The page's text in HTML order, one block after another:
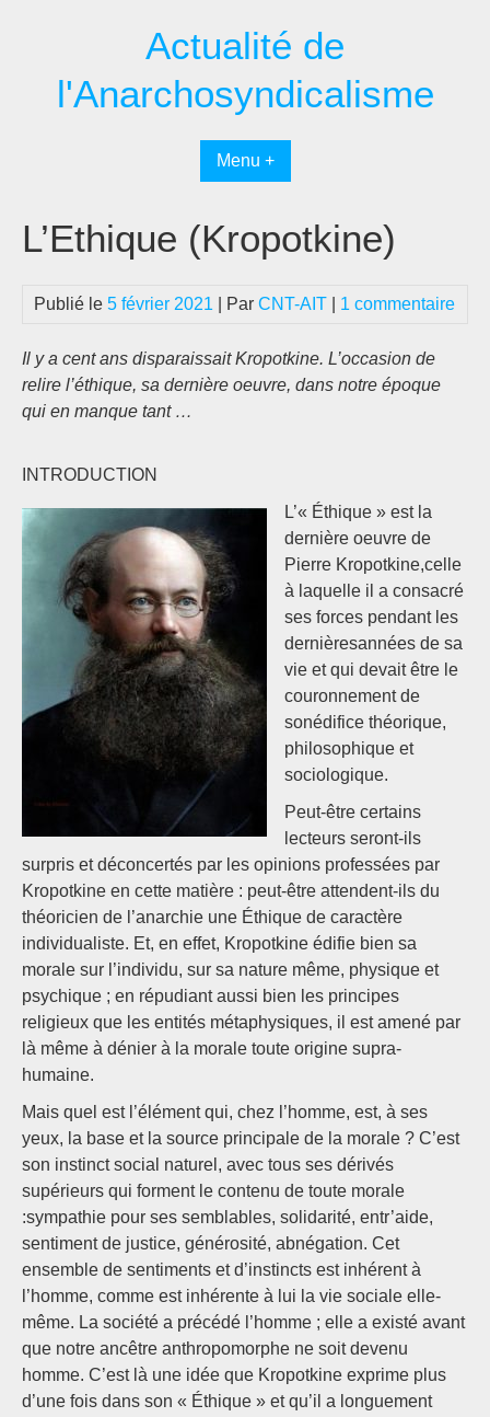
Actualité de
l'Anarchosyndicalisme
Menu +
L’Ethique (Kropotkine)
Publié le 5 février 2021 | Par CNT-AIT 1 commentaire
Il y a cent ans disparaissait Kropotkine. L’occasion de
relire l’éthique, sa dernière oeuvre, dans notre époque
qui en manque tant …
INTRODUCTION
L’« Éthique » est la
dernière oeuvre de
Pierre Kropotkine,celle
à laquelle il a consacré
ses forces pendant les
dernièresannées de sa
vie et qui devait être le
couronnement de
sonédifice théorique,
philosophique et
sociologique.
Peut-être certains
lecteurs seront-ils
surpris et déconcertés par les opinions professées par
Kropotkine en cette matière : peut-être attendent-ils du
théoricien de l’anarchie une Éthique de caractère
individualiste. Et, en effet, Kropotkine édifie bien sa
morale sur l’individu, sur sa nature même, physique et
psychique ; en répudiant aussi bien les principes
religieux que les entités métaphysiques, il est amené par
là même à dénier à la morale toute origine supra-
humaine.
Mais quel est l’élément qui, chez l’homme, est, à ses
yeux, la base et la source principale de la morale ? C’est
son instinct social naturel, avec tous ses dérivés
supérieurs qui forment le contenu de toute morale
:sympathie pour ses semblables, solidarité, entr’aide,
sentiment de justice, générosité, abnégation. Cet
ensemble de sentiments et d’instincts est inhérent à
l’homme, comme est inhérente à lui la vie sociale elle-
même. La société a précédé l’homme ; elle a existé avant
que notre ancêtre anthropomorphe ne soit devenu
homme. C’est là une idée que Kropotkine exprime plus
d’une fois dans son « Éthique » et qu’il a longuement